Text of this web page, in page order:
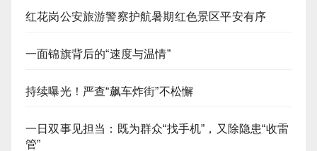
红花岗公安旅游警察护航暑期红色景区平安有序
一面锦旗背后的“速度与温情”
持续曝光！严查“飙车炸街”不松懈
一日双事见担当：既为群众“找手机”，又除隐患“收雷
管”